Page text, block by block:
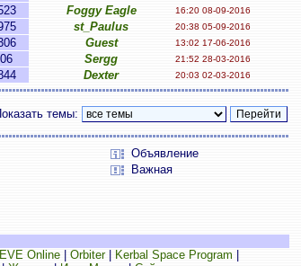
Foggy Eagle 16:20 08-09-2016
st_Paulus 20:38 05-09-2016
Guest 13:02 17-06-2016
Sergg 21:52 28-03-2016
Dexter 20:03 02-03-2016
темы:
Объявление
Важная
EVE Online| Orbiter| Kerbal Space Program